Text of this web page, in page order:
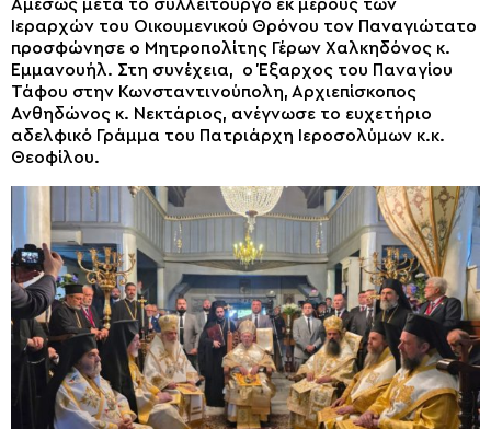
Αμέσως μετά το συλλείτουργο εκ μέρους των
Ιεραρχών του Οικουμενικού Θρόνου τον Παναγιώτατο
προσφώνησε ο Μητροπολίτης Γέρων Χαλκηδόνος κ.
Εμμανουήλ. Στη συνέχεια, ο Έξαρχος του Παναγίου
Τάφου στην Κωνσταντινούπολη, Αρχιεπίσκοπος
Ανθηδώνος κ. Νεκτάριος, ανέγνωσε το ευχετήριο
αδελφικό Γράμμα του Πατριάρχη Ιεροσολύμων κ.κ.
Θεοφίλου.